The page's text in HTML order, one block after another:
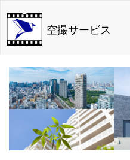
空撮サービス